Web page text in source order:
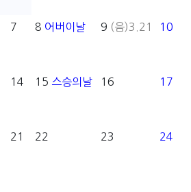
7 8 어버이날 9 (음)3.21 10
14 15 스승의날 16 17
21 22 23 24